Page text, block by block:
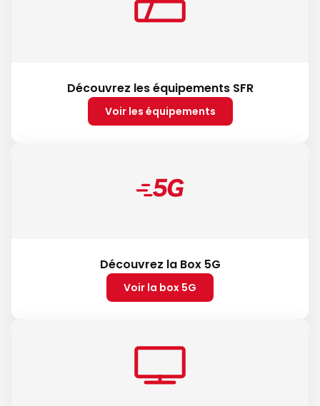
Découvrez les équipements SFR
Voir les équipements
Découvrez la Box 5G
Voir la box 5G